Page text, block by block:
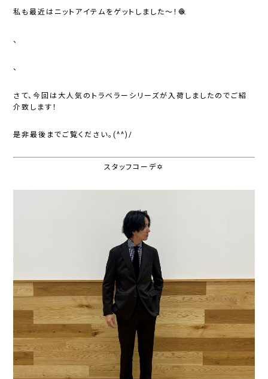
私も最近はニットアイテムをゲットしました～！🧶
、
、
さて、今回は大人気のトラベラーシリーズが入荷しましたのでご紹
介致します！
是非最後までご覧ください。(^^)/
スタッフコーデ✡